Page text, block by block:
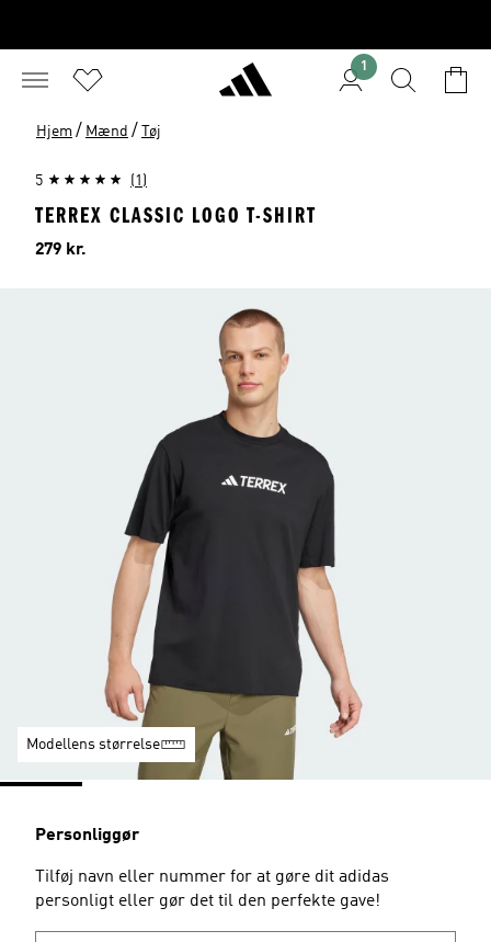
1
Hjem / Mænd / Tøj
5 (1)
TERREX CLASSIC LOGO T-SHIRT
Pris
279 kr.
Modellens størrelse
Personliggør
Tilføj navn eller nummer for at gøre dit adidas
personligt eller gør det til den perfekte gave!